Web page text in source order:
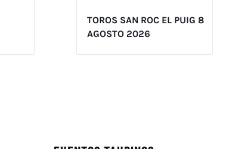
TOROS SAN ROC EL PUIG 8
AGOSTO 2026